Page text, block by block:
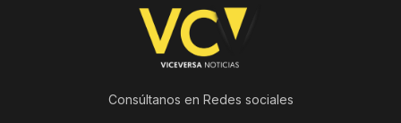
Consúltanos en Redes sociales